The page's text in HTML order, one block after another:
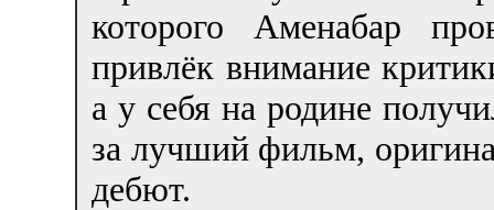
которого Аменабар
привлёк внимание
а у себя на родине
за лучший фильм,
дебют.